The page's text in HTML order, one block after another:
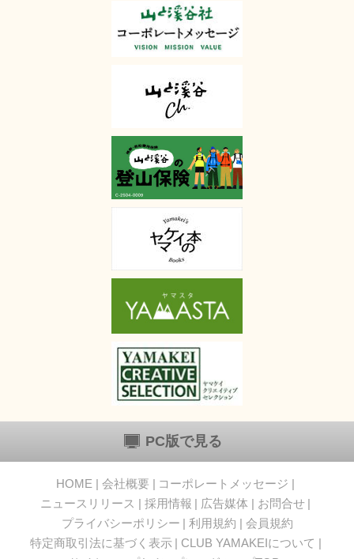
PC版で見る
HOME 会社概要
コーポレートメッセージ
ニュースリリース
採用情報 広告媒体
お問合せ
プライバシーポリシー
利用規約
会員規約
特定商取引法に基づく表示
CLUB YAMAKEIについて